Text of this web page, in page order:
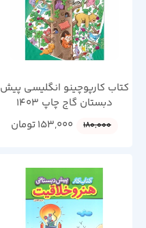
کتاب کارپوچینو انگلیسی پیش
دبستان گاج چاپ 1403
180,000
153,000تومان